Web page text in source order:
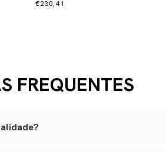
€230,41
FREQUENTES